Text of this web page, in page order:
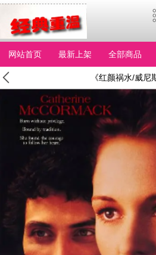
网站首页 最新上架 全部商品
《红颜祸水/威尼
Dangerous Beauty
美国影片，国